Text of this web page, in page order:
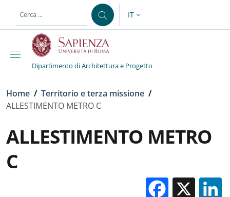
al contenuto principale
SELETTORE LINGUA:
IT
Dipartimento di Architettura e Progetto
Briciole di pane
Home / Territorio e terza missione /
ALLESTIMENTO METRO C
ALLESTIMENTO METRO
C
X